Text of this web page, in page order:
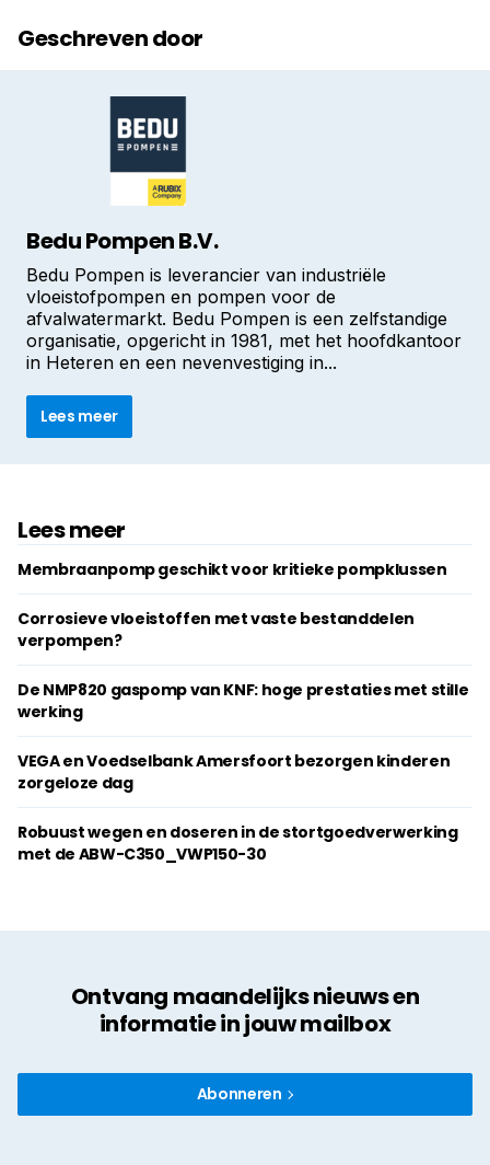
Geschreven door
Bedu Pompen B.V.
Bedu Pompen is leverancier van industriële
vloeistofpompen en pompen voor de
afvalwatermarkt. Bedu Pompen is een zelfstandige
organisatie, opgericht in 1981, met het hoofdkantoor
in Heteren en een nevenvestiging in...
Lees meer
Lees meer
Membraanpomp geschikt voor kritieke pompklussen
Corrosieve vloeistoffen met vaste bestanddelen
verpompen?
De NMP820 gaspomp van KNF: hoge prestaties met stille
werking
VEGA en Voedselbank Amersfoort bezorgen kinderen
zorgeloze dag
Robuust wegen en doseren in de stortgoedverwerking
met de ABW-C350_VWP150-30
Ontvang maandelijks nieuws en
informatie in jouw mailbox
Abonneren